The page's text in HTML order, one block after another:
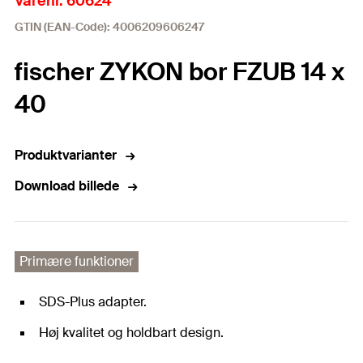
GTIN (EAN-Code): 4006209606247
fischer ZYKON bor FZUB 14 x
40
Produktvarianter
Download billede
Primære funktioner
SDS-Plus adapter.
Høj kvalitet og holdbart design.